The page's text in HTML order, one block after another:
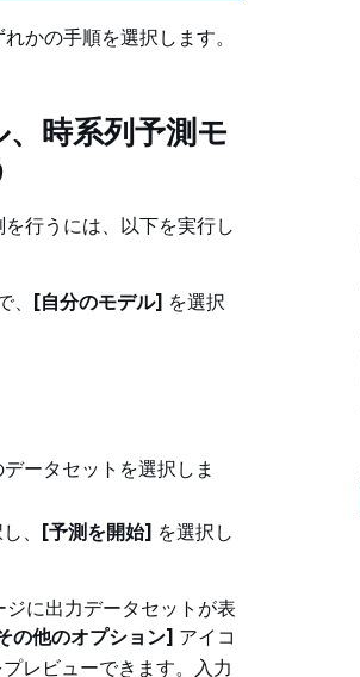
かの手順を選択します。
時系列予測モ
行うには、以下を実行し
[自分のモデル] を選択
ータセットを選択しま
、 [予測を開始] を選択し
に出力データセットが表
の他のオプション] アイコ
レビューできます。入力